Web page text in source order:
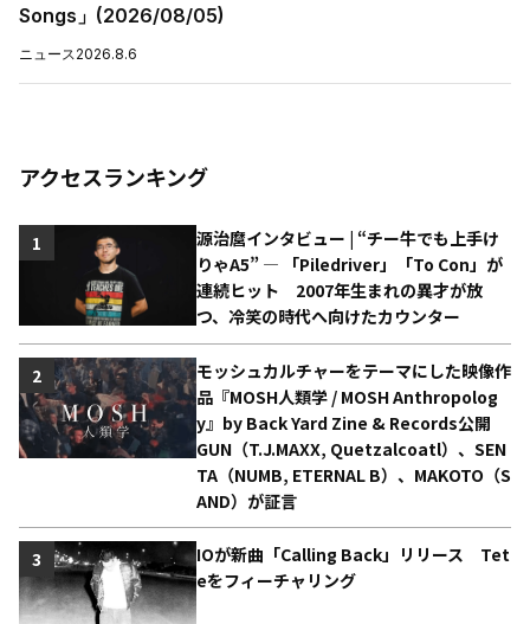
Songs」(2026/08/05)
ニュース2026.8.6
アクセスランキング
源治麿インタビュー | “チー牛でも上手け
りゃA5” ― 「Piledriver」「To Con」が
連続ヒット 2007年生まれの異才が放
つ、冷笑の時代へ向けたカウンター
1
モッシュカルチャーをテーマにした映像作
品『MOSH人類学 / MOSH Anthropolog
y』by Back Yard Zine & Records公開
GUN（T.J.MAXX, Quetzalcoatl）、SEN
TA（NUMB, ETERNAL B）、MAKOTO（S
AND）が証言
2
IOが新曲「Calling Back」リリース Tet
eをフィーチャリング
3